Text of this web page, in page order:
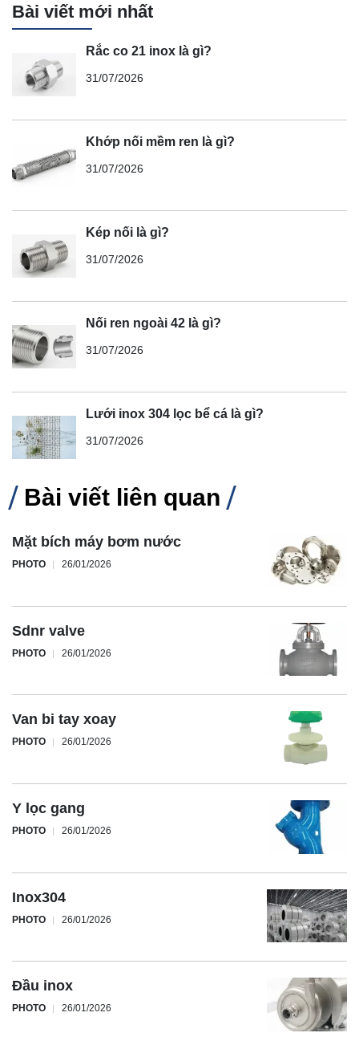
Bài viết mới nhất
Rắc co 21 inox là gì?
31/07/2026
Khớp nối mềm ren là gì?
31/07/2026
Kép nối là gì?
31/07/2026
Nối ren ngoài 42 là gì?
31/07/2026
Lưới inox 304 lọc bể cá là gì?
31/07/2026
Bài viết liên quan
Mặt bích máy bơm nước
PHOTO 26/01/2026
Sdnr valve
PHOTO 26/01/2026
Van bi tay xoay
PHOTO 26/01/2026
Y lọc gang
PHOTO 26/01/2026
Inox304
PHOTO 26/01/2026
Đầu inox
PHOTO 26/01/2026